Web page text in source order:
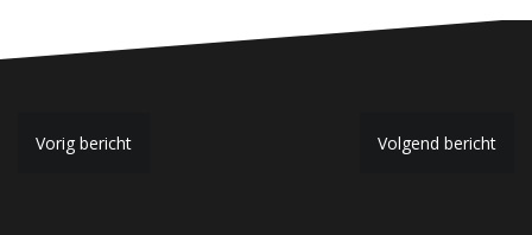
BVorig bericht Volgend bericht